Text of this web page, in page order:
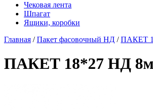
Чековая лента
Шпагат
Ящики, коробки
Главная /Пакет фасовочный НД /ПАКЕТ
ПАКЕТ 18*27 НД